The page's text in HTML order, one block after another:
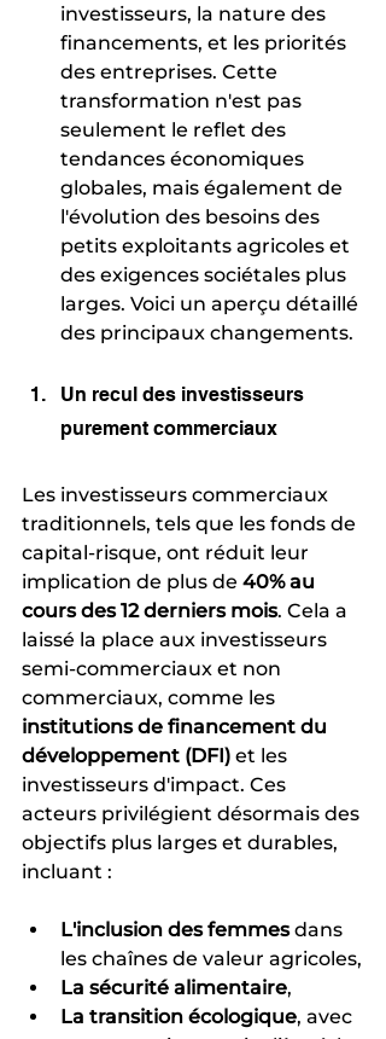
investisseurs, la nature des
financements, et les priorités
des entreprises. Cette
transformation n'est pas
seulement le reflet des
tendances économiques
globales, mais également de
l'évolution des besoins des
petits exploitants agricoles et
des exigences sociétales plus
larges. Voici un aperçu détaillé
des principaux changements.
Un recul des investisseurs
purement commerciaux
Les investisseurs commerciaux
traditionnels, tels que les fonds de
capital-risque, ont réduit leur
implication de plus de 40% au
cours des 12 derniers mois. Cela a
laissé la place aux investisseurs
semi-commerciaux et non
commerciaux, comme les
institutions de financement du
développement (DFI) et les
investisseurs d'impact. Ces
acteurs privilégient désormais des
objectifs plus larges et durables,
incluant :
L'inclusion des femmes dans
les chaînes de valeur agricoles,
La sécurité alimentaire,
La transition écologique, avec